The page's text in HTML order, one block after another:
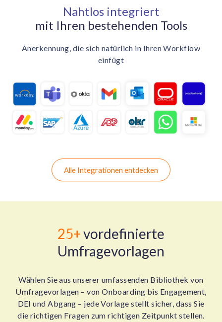
Nahtlos integriert
mit Ihren bestehenden Tools
Anerkennung, die sich natürlich in Ihren Workflow
einfügt
Alle Integrationen entdecken
25+vordefinierte
Umfragevorlagen
Wählen Sie aus unserer umfassenden Bibliothek von
Umfragevorlagen – von Onboarding bis Engagement,
DEI und Abgang – jede Vorlage stellt sicher, dass Sie
die richtigen Fragen zum richtigen Zeitpunkt stellen.